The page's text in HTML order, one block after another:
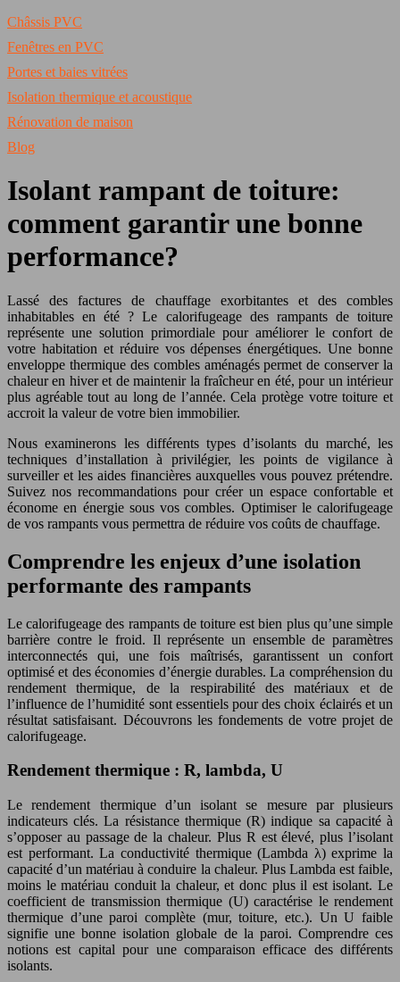
Châssis PVC
Fenêtres en PVC
Portes et baies vitrées
Isolation thermique et acoustique
Rénovation de maison
Blog
Isolant rampant de toiture:
comment garantir une bonne
performance?
Lassé des factures de chauffage exorbitantes et des combles
inhabitables en été ? Le calorifugeage des rampants de toiture
représente une solution primordiale pour améliorer le confort de
votre habitation et réduire vos dépenses énergétiques. Une bonne
enveloppe thermique des combles aménagés permet de conserver la
chaleur en hiver et de maintenir la fraîcheur en été, pour un intérieur
plus agréable tout au long de l’année. Cela protège votre toiture et
accroit la valeur de votre bien immobilier.
Nous examinerons les différents types d’isolants du marché, les
techniques d’installation à privilégier, les points de vigilance à
surveiller et les aides financières auxquelles vous pouvez prétendre.
Suivez nos recommandations pour créer un espace confortable et
économe en énergie sous vos combles. Optimiser le calorifugeage
de vos rampants vous permettra de réduire vos coûts de chauffage.
Comprendre les enjeux d’une isolation
performante des rampants
Le calorifugeage des rampants de toiture est bien plus qu’une simple
barrière contre le froid. Il représente un ensemble de paramètres
interconnectés qui, une fois maîtrisés, garantissent un confort
optimisé et des économies d’énergie durables. La compréhension du
rendement thermique, de la respirabilité des matériaux et de
l’influence de l’humidité sont essentiels pour des choix éclairés et un
résultat satisfaisant. Découvrons les fondements de votre projet de
calorifugeage.
Rendement thermique : R, lambda, U
Le rendement thermique d’un isolant se mesure par plusieurs
indicateurs clés. La résistance thermique (R) indique sa capacité à
s’opposer au passage de la chaleur. Plus R est élevé, plus l’isolant
est performant. La conductivité thermique (Lambda λ) exprime la
capacité d’un matériau à conduire la chaleur. Plus Lambda est faible,
moins le matériau conduit la chaleur, et donc plus il est isolant. Le
coefficient de transmission thermique (U) caractérise le rendement
thermique d’une paroi complète (mur, toiture, etc.). Un U faible
signifie une bonne isolation globale de la paroi. Comprendre ces
notions est capital pour une comparaison efficace des différents
isolants.